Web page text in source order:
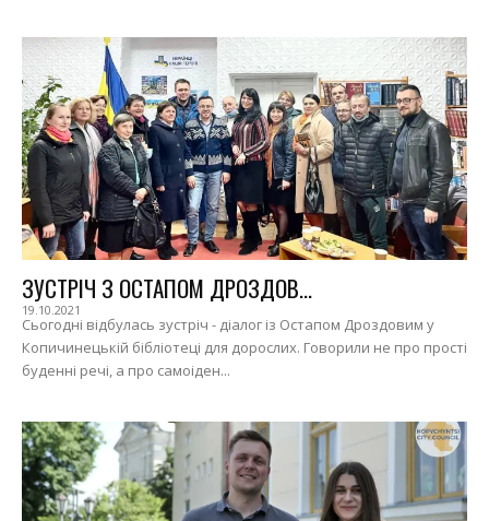
ЗУСТРІЧ З ОСТАПОМ ДРОЗДОВ...
19.10.2021
Сьогодні відбулась зустріч - діалог із Остапом Дроздовим у
Копичинецькій бібліотеці для дорослих. Говорили не про прості
буденні речі, а про самоіден...